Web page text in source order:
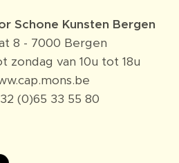
Schone Kunsten Bergen
8 - 7000 Bergen
zondag van 10u tot 18u
(0)65 33 55 80